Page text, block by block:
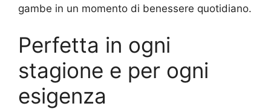
gambe in un momento di benessere quotidiano.
Perfetta in ogni
stagione e per ogni
esigenza